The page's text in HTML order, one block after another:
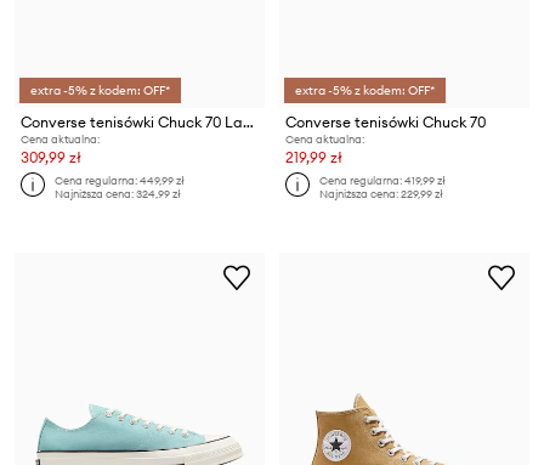
extra -5% z kodem: OFF*
Converse tenisówki Chuck 70 Lace
Cena aktualna:
309,99 zł
Cena regularna:449,99 zł
Najniższa cena:324,99 zł
extra -5% z kodem: OFF*
Converse tenisówki Chuck 70
Cena aktualna:
219,99 zł
Cena regularna:419,99 zł
Najniższa cena:229,99 zł